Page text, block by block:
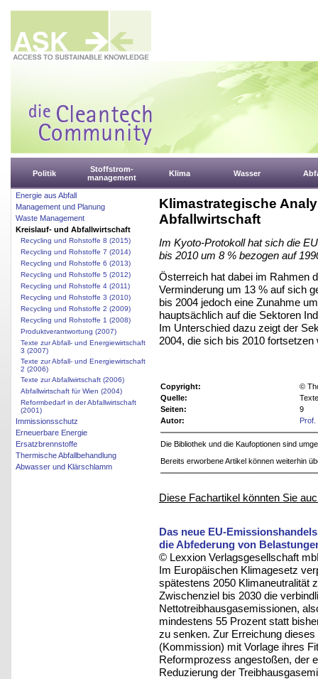
Politik
Stoffstrom-
management
Klima Wasser
Energie aus Abfall
Management und Planung
Waste Management
Kreislauf- und Abfallwirtschaft
Recycling und Rohstoffe 8 (2015)
Recycling und Rohstoffe 7 (2014)
Recycling und Rohstoffe 6 (2013)
Recycling und Rohstoffe 5 (2012)
Recycling und Rohstoffe 4 (2011)
Recycling und Rohstoffe 3 (2010)
Recycling und Rohstoffe 2 (2009)
Recycling und Rohstoffe 1 (2008)
Produktverantwortung (2007)
Texte zur Abfall- und Energiewirtschaft
3 (2007)
Texte zur Abfall- und Energiewirtschaft
2 (2006)
Texte zur Abfallwirtschaft (2006)
Abfallwirtschaft für Wien (2004)
Reformbedarf in der Abfallwirtschaft
(2001)
Immissionsschutz
Erneuerbare Energie
Ersatzbrennstoffe
Thermische Abfallbehandlung
Abwasser und Klärschlamm
Klimastrategische
Abfallwirtschaft
Im Kyoto-Protokoll hat sich die
bis 2010 um 8 % bezogen auf
Österreich hat dabei im Rahmen
Verminderung um 13 % auf sich
bis 2004 jedoch eine Zunahme
hauptsächlich auf die Sektoren
Im Unterschied dazu zeigt der
2004, die sich bis 2010 fortsetzen
Copyright:
©
Quelle:
Seiten:
9
Autor:
Die Bibliothek und die Kaufoptionen sind
Bereits erworbene Artikel können weiterhin
Diese Fachartikel könnten Sie
Das neue EU-
die Abfederung von
© Lexxion Verlagsgesellschaft
Im Europäischen Klimagesetz
spätestens 2050 Klimaneutralität
Zwischenziel bis 2030 die
Nettotreibhausgasemissionen,
mindestens 55 Prozent statt
zu senken. Zur Erreichung
(Kommission) mit Vorlage ihres
Reformprozess angestoßen, der
Reduzierung der